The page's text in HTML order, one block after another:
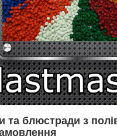
та блюстради з